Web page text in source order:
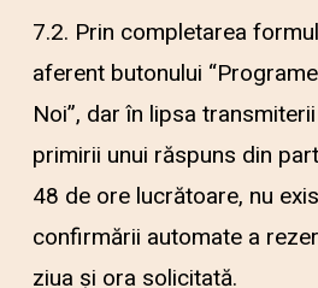
7.2. Prin completarea
aferent butonului
Noi”, dar în lipsa
primirii unui răspuns din
48 de ore lucrătoare, nu
confirmării automate a
ziua și ora solicitată.